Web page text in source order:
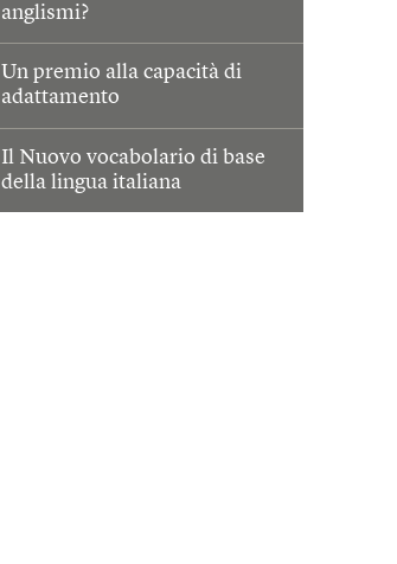
anglismi?
Un premio alla capacità di
adattamento
Il Nuovo vocabolario di base
della lingua italiana